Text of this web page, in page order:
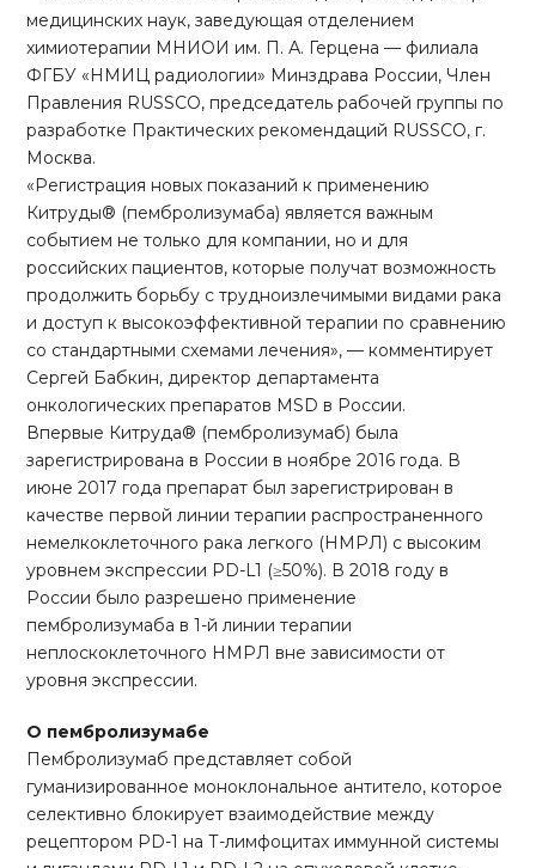
медицинских наук, заведующая отделением
химиотерапии МНИОИ им. П. А. Герцена — филиала
ФГБУ «НМИЦ радиологии» Минздрава России, Член
Правления RUSSCO, председатель рабочей группы по
разработке Практических рекомендаций RUSSCO, г.
Москва.
«Регистрация новых показаний к применению
Китруды® (пембролизумаба) является важным
событием не только для компании, но и для
российских пациентов, которые получат возможность
продолжить борьбу с трудноизлечимыми видами рака
и доступ к высокоэффективной терапии по сравнению
со стандартными схемами лечения», — комментирует
Сергей Бабкин, директор департамента
онкологических препаратов MSD в России.
Впервые Китруда® (пембролизумаб) была
зарегистрирована в России в ноябре 2016 года. В
июне 2017 года препарат был зарегистрирован в
качестве первой линии терапии распространенного
немелкоклеточного рака легкого (НМРЛ) с высоким
уровнем экспрессии PD-L1 (≥50%). В 2018 году в
России было разрешено применение
пембролизумаба в 1-й линии терапии
неплоскоклеточного НМРЛ вне зависимости от
уровня экспрессии.
О пембролизумабе
Пембролизумаб представляет собой
гуманизированное моноклональное антитело, которое
селективно блокирует взаимодействие между
рецептором PD-1 на Т-лимфоцитах иммунной системы